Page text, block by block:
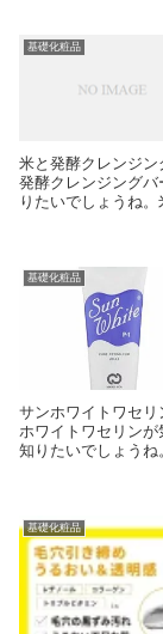
基礎化粧品
米と発酵クレンジ
発酵クレンジング
りたいでしょうね
基礎化粧品
サンホワイトワセ
ホワイトワセリン
知りたいでしょうね
基礎化粧品